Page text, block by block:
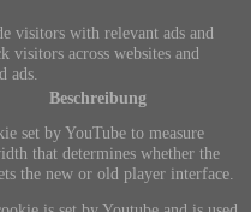
visitors with relevant ads and
visitors across websites and
ads.
Beschreibung
set by YouTube to measure
that determines whether the
the new or old player interface.